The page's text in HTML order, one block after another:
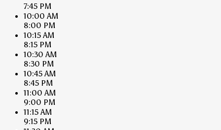
7:45 PM
10:00 AM
8:00 PM
10:15 AM
8:15 PM
10:30 AM
8:30 PM
10:45 AM
8:45 PM
11:00 AM
9:00 PM
11:15 AM
9:15 PM